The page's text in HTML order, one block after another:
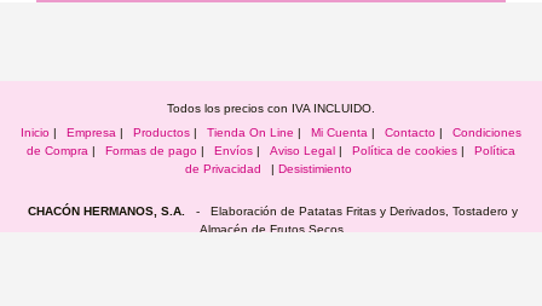
Todos los precios con IVA INCLUIDO.
Inicio | Empresa | Productos | Tienda On Line | Mi Cuenta | Contacto |
Condiciones
de Compra | Formas de pago | Envíos | Aviso Legal | Política de cookies |
Política
de Privacidad
| Desistimiento
CHACÓN HERMANOS, S.A.
- Elaboración de Patatas Fritas y Derivados, Tostadero y
Almacén de Frutos Secos